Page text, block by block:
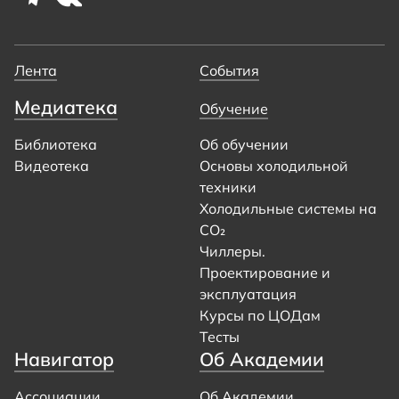
Лента События
Медиатека
Библиотека
Видеотека
Обучение
Об обучении
Основы холодильной
техники
Холодильные системы на
CO₂
Чиллеры.
Проектирование и
эксплуатация
Курсы по ЦОДам
Тесты
Навигатор Об Академии